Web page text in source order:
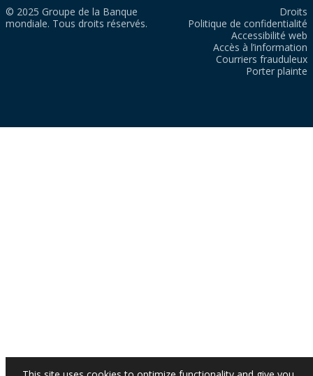
© 2025 Groupe de la Banque
mondiale. Tous droits réservés.
Droits
Politique de confidentialité
Accessibilité web
Accès à l’information
Courriers frauduleux
Porter plainte